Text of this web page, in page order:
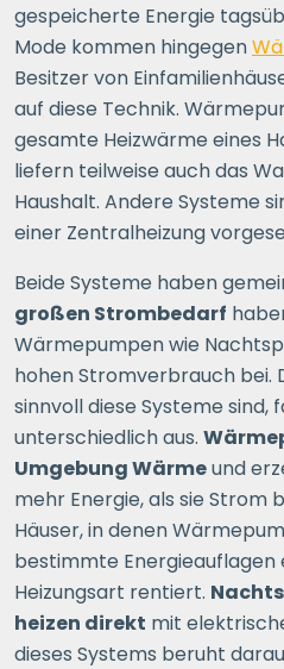
gespeicherte Energie
Mode kommen hingegen
Besitzer von
auf diese Technik.
gesamte Heizwärme eines
liefern teilweise auch das
Haushalt. Andere Systeme
einer Zentralheizung
Beide Systeme haben
großen Strombedarf
Wärmepumpen wie
hohen Stromverbrauch bei.
sinnvoll diese Systeme sind,
unterschiedlich aus.
Umgebung Wärmeund
mehr Energie, als sie Strom
Häuser, in denen
bestimmte Energieauflagen
Heizungsart rentiert.
heizen direkt mit
dieses Systems beruht